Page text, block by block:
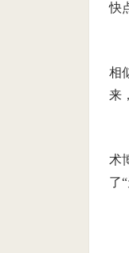
快
相
来
术
了